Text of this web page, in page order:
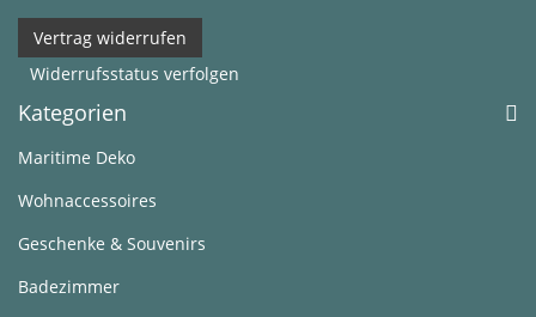
Vertrag widerrufen
Widerrufsstatus verfolgen
Kategorien
Maritime Deko
Wohnaccessoires
Geschenke & Souvenirs
Badezimmer